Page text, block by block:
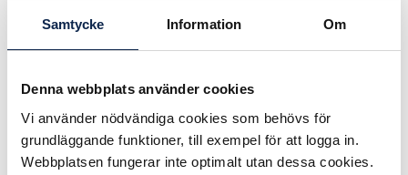
Samtycke Information Om
Denna webbplats använder cookies
Vi använder nödvändiga cookies som behövs för
grundläggande funktioner, till exempel för att logga in.
Webbplatsen fungerar inte optimalt utan dessa cookies.
medlen ska träffa rätt. Samtidigt
behövs arbetsmarknadspolitiska
inkluderar egenföretagare, till
exempel tillgång till a-kassan, säger
Simon Norrthon, ordförande i
Teaterförbundet för scen och film.